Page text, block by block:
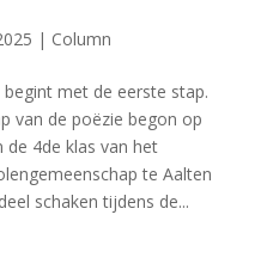
| Column
met de eerste stap.
van de poëzie begon op
de 4de klas van het
te Aalten
schaken tijdens de...